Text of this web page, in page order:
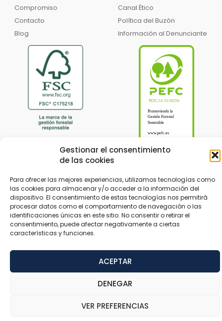
Gestionar el consentimiento
de las cookies
Para ofrecer las mejores experiencias, utilizamos tecnologías como
las cookies para almacenar y/o acceder a la información del
dispositivo. El consentimiento de estas tecnologías nos permitirá
procesar datos como el comportamiento de navegación o las
identificaciones únicas en este sitio. No consentir o retirar el
consentimiento, puede afectar negativamente a ciertas
características y funciones.
ACEPTAR
DENEGAR
VER PREFERENCIAS
Compromiso
Contacto
Blog
Canal Ético
Política del Buzón
Información al Denunciante
© 2024 Tableros Hispanos diseñado porTrustynet
Aviso legal Privacidad Accesibilidad